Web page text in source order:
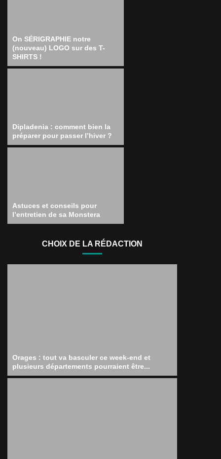
On SÉRIGRAPHIE notre
(nouveau) LOGO sur des T-
SHIRTS !
Dipladenia : comment bien la
préparer pour passer l’hiver ?
Astuces et conseils pour
l’entretien de sa Monstera
CHOIX DE LA RÉDACTION
Orages : tout va basculer ce week-end et
plusieurs départements pourraient être...